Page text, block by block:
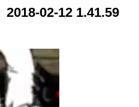
02-12 1.41.59